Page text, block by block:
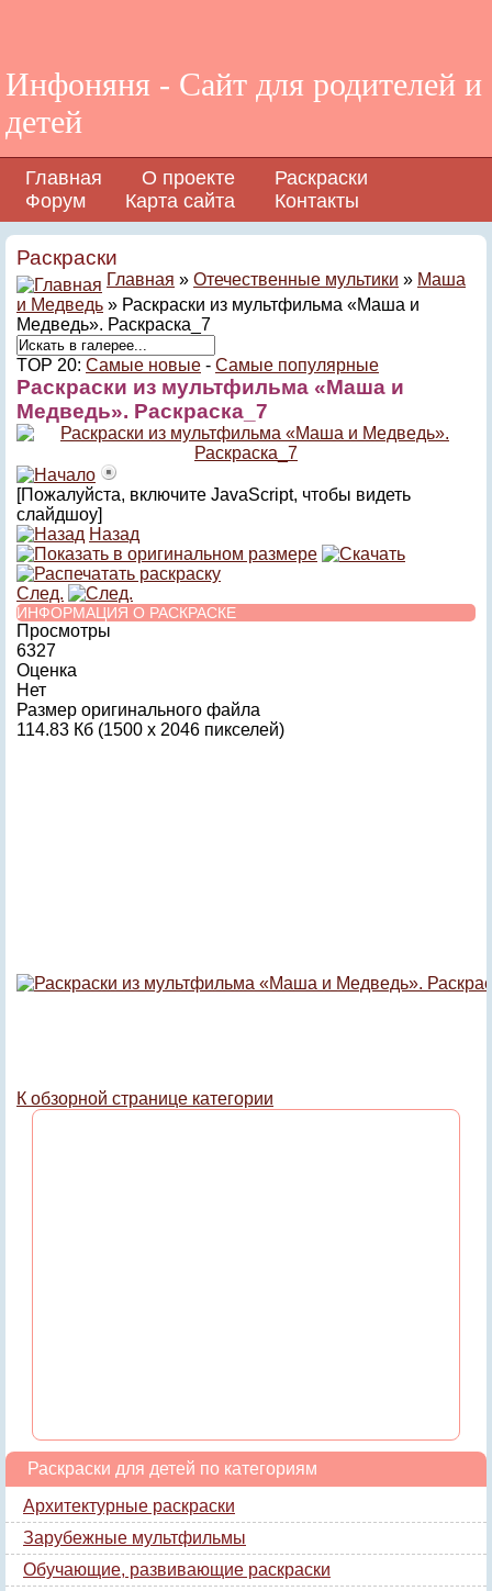
Инфоняня - Сайт для родителей и
детей
Главная О проекте
Раскраски
Форум
Карта сайта Контакты
Раскраски
Главная » Отечественные мультики » Маша
и Медведь » Раскраски из мультфильма «Маша и
Медведь». Раскраска_7
TOP 20: Самые новые - Самые популярные
Раскраски из мультфильма «Маша и
Медведь». Раскраска_7
[Пожалуйста, включите JavaScript, чтобы видеть
слайдшоу]
Назад
След.
ИНФОРМАЦИЯ О РАСКРАСКЕ
Просмотры
6327
Оценка
Нет
Размер оригинального файла
114.83 Кб (1500 x 2046 пикселей)
К обзорной странице категории
Раскраски для детей по категориям
Архитектурные раскраски
Зарубежные мультфильмы
Обучающие, развивающие раскраски